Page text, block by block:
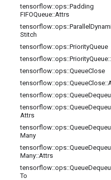
tensorflow::ops::Padding
FIFOQueue::Attrs
tensorflow::ops::Parallel
Stitch
tensorflow::ops::PriorityQueue
tensorflow::ops::PriorityQueue::
tensorflow::ops::QueueClose
tensorflow::ops::QueueClose::
tensorflow::ops::Queue
tensorflow::ops::Queue
Attrs
tensorflow::ops::Queue
Many
tensorflow::ops::Queue
Many::Attrs
tensorflow::ops::Queue
To